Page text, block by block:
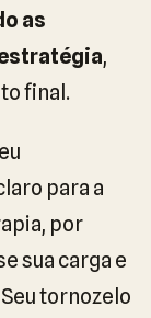
as
,
final.
para a
por
sua carga e
tornozelo